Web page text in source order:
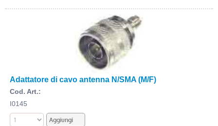
Adattatore di cavo antenna N/SMA (M/F)
Cod. Art.:
I0145